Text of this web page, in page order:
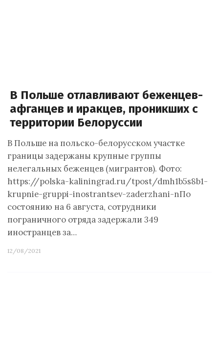
В Польше отлавливают беженцев-
афганцев и иракцев, проникших с
территории Белоруссии
В Польше на польско-белорусском участке
границы задержаны крупные группы
нелегальных беженцев (мигрантов). Фото:
https://polska-kaliningrad.ru/tpost/dmh1b5s8b1-
krupnie-gruppi-inostrantsev-zaderzhani-nПо
состоянию на 6 августа, сотрудники
пограничного отряда задержали 349
иностранцев за…
12/08/2021